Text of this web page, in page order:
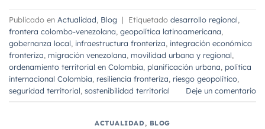
Publicado en Actualidad, Blog | Etiquetado desarrollo regional,
frontera colombo-venezolana, geopolítica latinoamericana,
gobernanza local, infraestructura fronteriza, integración económica
fronteriza, migración venezolana, movilidad urbana y regional,
ordenamiento territorial en Colombia, planificación urbana, política
internacional Colombia, resiliencia fronteriza, riesgo geopolítico,
seguridad territorial, sostenibilidad territorial Deje un comentario
ACTUALIDAD, BLOG